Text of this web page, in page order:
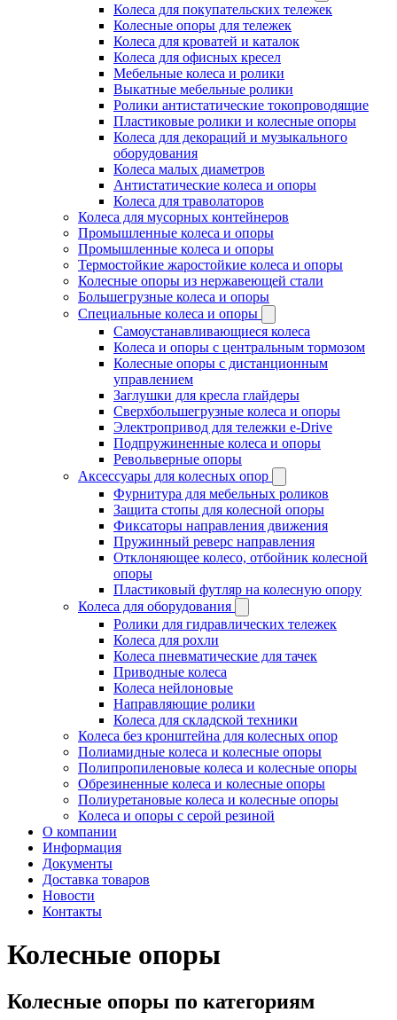
Колеса для покупательских тележек
Колесные опоры для тележек
Колеса для кроватей и каталок
Колеса для офисных кресел
Мебельные колеса и ролики
Выкатные мебельные ролики
Ролики антистатические токопроводящие
Пластиковые ролики и колесные опоры
Колеса для декораций и музыкального
оборудования
Колеса малых диаметров
Антистатические колеса и опоры
Колеса для траволаторов
Колеса для мусорных контейнеров
Промышленные колеса и опоры
Промышленные колеса и опоры
Термостойкие жаростойкие колеса и опоры
Колесные опоры из нержавеющей стали
Большегрузные колеса и опоры
Специальные колеса и опоры
Самоустанавливающиеся колеса
Колеса и опоры с центральным тормозом
Колесные опоры с дистанционным
управлением
Заглушки для кресла глайдеры
Сверхбольшегрузные колеса и опоры
Электропривод для тележки e-Drive
Подпружиненные колеса и опоры
Револьверные опоры
Аксессуары для колесных опор
Фурнитура для мебельных роликов
Защита стопы для колесной опоры
Фиксаторы направления движения
Пружинный реверс направления
Отклоняющее колесо, отбойник колесной
опоры
Пластиковый футляр на колесную опору
Колеса для оборудования
Ролики для гидравлических тележек
Колеса для рохли
Колеса пневматические для тачек
Приводные колеса
Колеса нейлоновые
Направляющие ролики
Колеса для складской техники
Колеса без кронштейна для колесных опор
Полиамидные колеса и колесные опоры
Полипропиленовые колеса и колесные опоры
Обрезиненные колеса и колесные опоры
Полиуретановые колеса и колесные опоры
Колеса и опоры с серой резиной
О компании
Информация
Документы
Доставка товаров
Новости
Контакты
Колесные опоры
Колесные опоры по категориям